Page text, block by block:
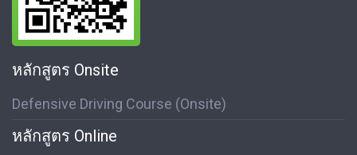
หลักสูตร Onsite
Defensive Driving Course (Onsite)
หลักสูตร Online